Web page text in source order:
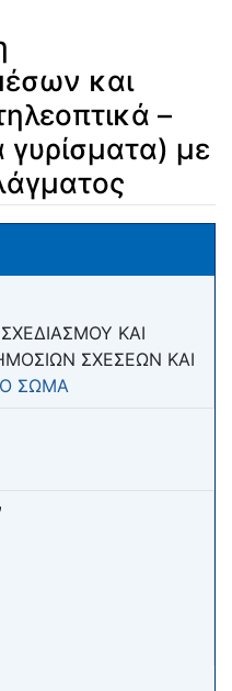
και
–
γυρίσματα) με
ΚΑΙ
ΣΧΕΣΕΩΝ ΚΑΙ
ΣΩΜΑ